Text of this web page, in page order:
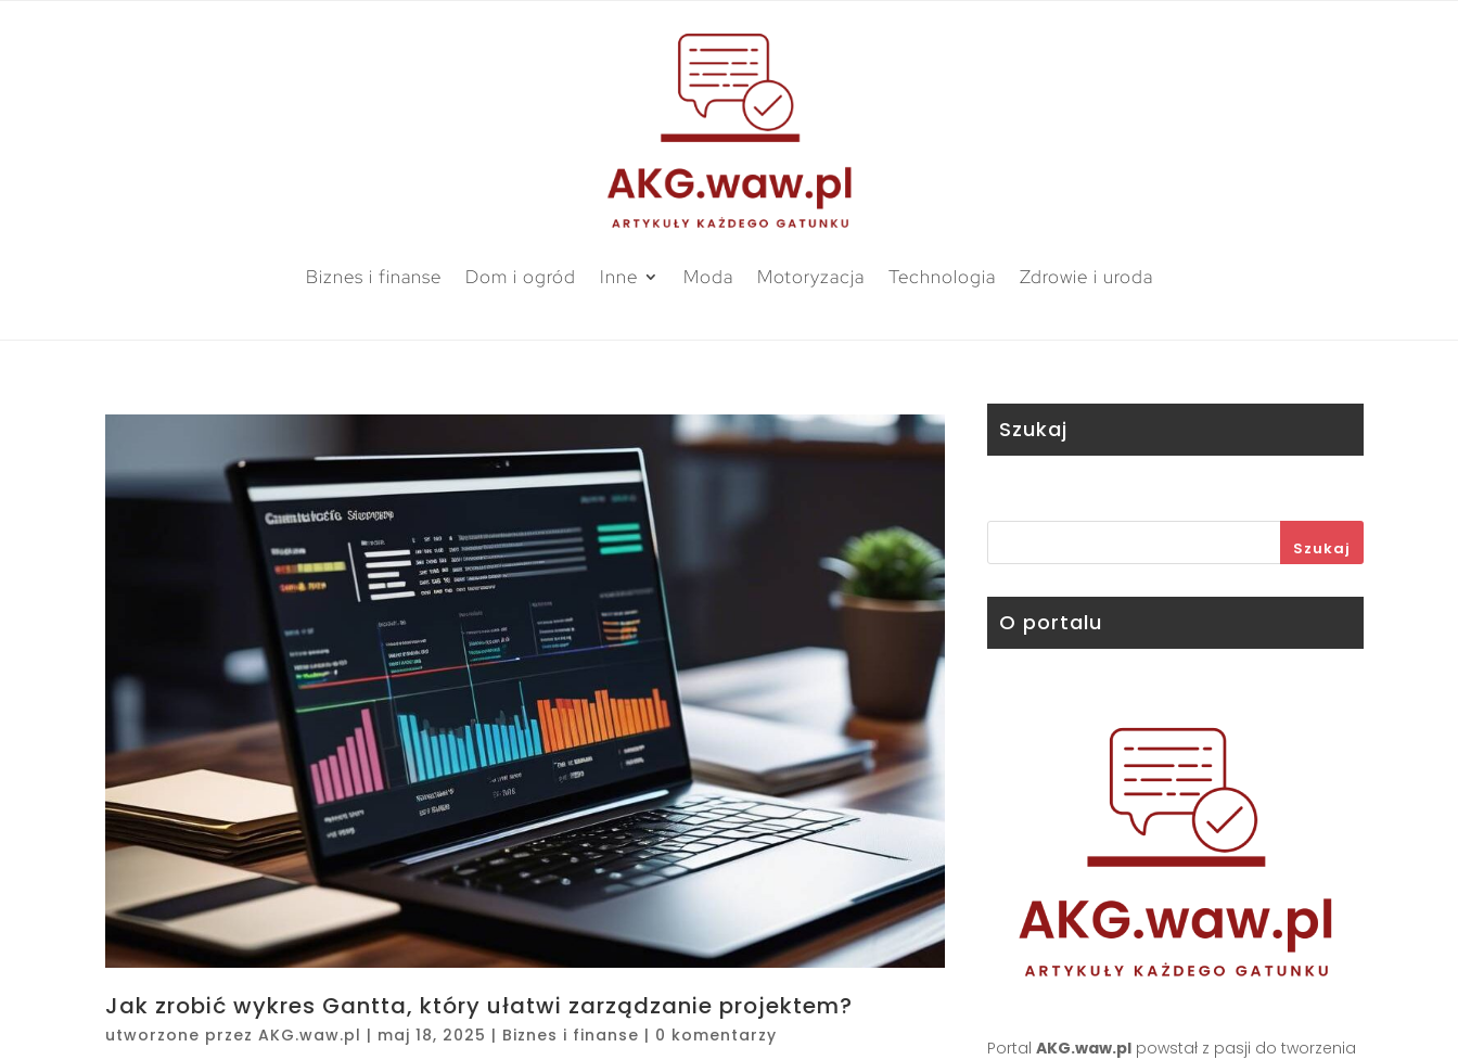
Biznes i finanse Dom i ogród Inne Moda Motoryzacja Technologia Zdrowie i uroda
Jak zrobić wykres Gantta, który ułatwi zarządzanie projektem?
utworzone przez AKG.waw.pl | maj 18, 2025 | Biznes i finanse | 0 komentarzy
Szukaj
Szukaj
O portalu
Portal AKG.waw.plpowstał z pasji do tworzenia